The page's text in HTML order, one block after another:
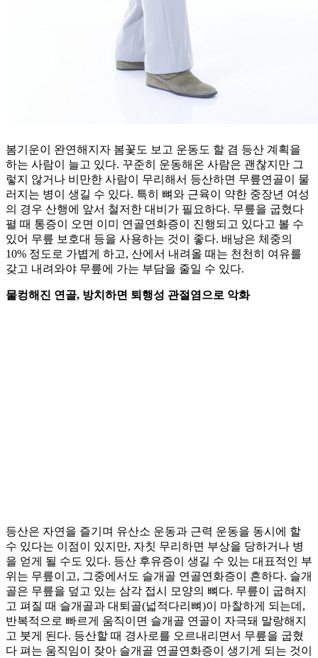
봄기운이 완연해지자 봄꽃도 보고 운동도 할 겸 등산 계획을
하는 사람이 늘고 있다. 꾸준히 운동해온 사람은 괜찮지만 그
렇지 않거나 비만한 사람이 무리해서 등산하면 무릎연골이 물
러지는 병이 생길 수 있다. 특히 뼈와 근육이 약한 중장년 여성
의 경우 산행에 앞서 철저한 대비가 필요하다. 무릎을 굽혔다
펼 때 통증이 오면 이미 연골연화증이 진행되고 있다고 볼 수
있어 무릎 보호대 등을 사용하는 것이 좋다. 배낭은 체중의
10% 정도로 가볍게 하고, 산에서 내려올 때는 천천히 여유를
갖고 내려와야 무릎에 가는 부담을 줄일 수 있다.
물컹해진 연골, 방치하면 퇴행성 관절염으로 악화
등산은 자연을 즐기며 유산소 운동과 근력 운동을 동시에 할
수 있다는 이점이 있지만, 자칫 무리하면 부상을 당하거나 병
을 얻게 될 수도 있다. 등산 후유증이 생길 수 있는 대표적인 부
위는 무릎이고, 그중에서도 슬개골 연골연화증이 흔하다. 슬개
골은 무릎을 덮고 있는 삼각 접시 모양의 뼈다. 무릎이 굽혀지
고 펴질 때 슬개골과 대퇴골(넓적다리뼈)이 마찰하게 되는데,
반복적으로 빠르게 움직이면 슬개골 연골이 자극돼 말랑해지
고 붓게 된다. 등산할 때 경사로를 오르내리면서 무릎을 굽혔
다 펴는 움직임이 잦아 슬개골 연골연화증이 생기게 되는 것이